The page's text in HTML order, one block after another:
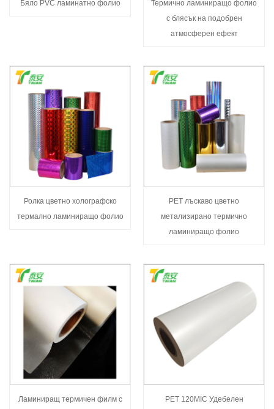
Бяло PVC ламинатно фолио
Термично ламиниращо фолио
с блясък на подобрен
атмосферен ефект
Ролка цветно холографско
термално ламиниращо фолио
PET лъскаво цветно
метализирано термично
ламиниращо фолио
Ламиниращ термичен филм с
PET 120MIC Удебелен